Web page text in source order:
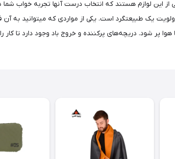
از این لوازم هستند که انتخاب درست آنها تجربه
پر شود. دریچه‌های پرکننده و خروج باد وجود دارد تا